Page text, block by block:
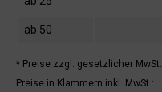
ab 50
* Preise zzgl. gesetzlicher MwSt.
Preise in Klammern inkl. MwSt.: